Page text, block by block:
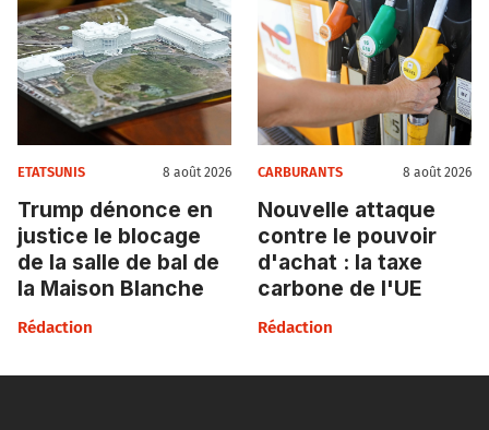
ETATSUNIS 8 août 2026
Trump dénonce en
justice le blocage
de la salle de bal de
la Maison Blanche
Rédaction
CARBURANTS 8 août 2026
Nouvelle attaque
contre le pouvoir
d'achat : la taxe
carbone de l'UE
Rédaction